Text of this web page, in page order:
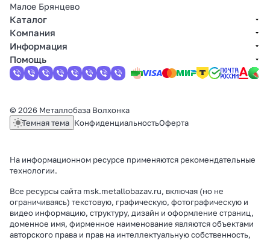
Малое Брянцево
Каталог
Компания
Информация
Помощь
© 2026 Металлобаза Волхонка
Темная тема КонфиденциальностьОферта
На информационном ресурсе применяются рекомендательные
технологии.
Все ресурсы сайта msk.metallobazav.ru, включая (но не
ограничиваясь) текстовую, графическую, фотографическую и
видео информацию, структуру, дизайн и оформление страниц,
доменное имя, фирменное наименование являются объектами
авторского права и прав на интеллектуальную собственность,